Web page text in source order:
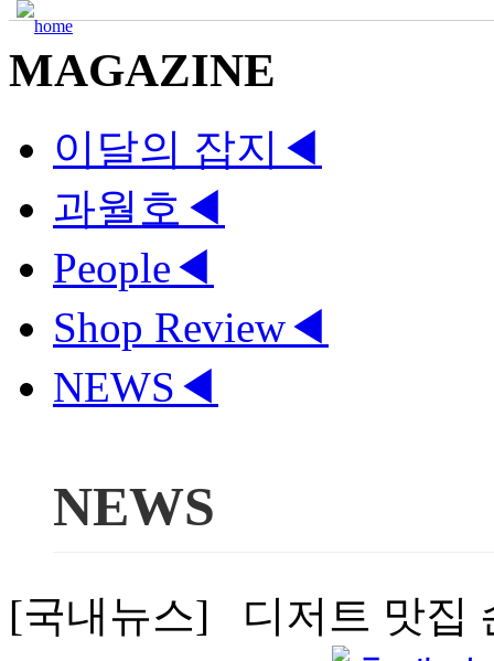
MAGAZINE
이달의 잡지 ◀
과월호 ◀
People◀
Shop Review◀
NEWS ◀
NEWS
[국내뉴스] 디저트 맛집